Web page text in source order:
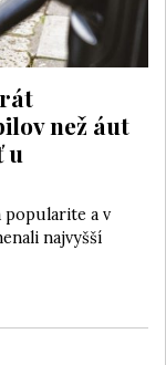
než áut
u
popularite a v
najvyšší